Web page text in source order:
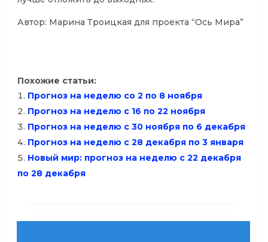
Автор: Марина Троицкая для проекта “Ось Мира”
Похожие статьи:
Прогноз на неделю со 2 по 8 ноября
Прогноз на неделю с 16 по 22 ноября
Прогноз на неделю с 30 ноября по 6 декабря
Прогноз на неделю с 28 декабря по 3 января
Новый мир: прогноз на неделю с 22 декабря
по 28 декабря